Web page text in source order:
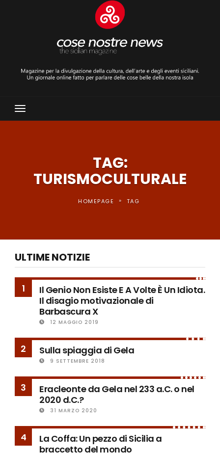
Toggle
Navigation
TAG:
TURISMOCULTURALE
HOMEPAGE » TAG
ULTIME NOTIZIE
1
Il Genio Non Esiste E A Volte È Un Idiota.
Il disagio motivazionale di
Barbascura X
12 MAGGIO 2019
2 Sulla spiaggia di Gela
9 SETTEMBRE 2018
3
Eracleonte da Gela nel 233 a.C. o nel
2020 d.C.?
31 MARZO 2020
4
La Coffa: Un pezzo di Sicilia a
braccetto del mondo